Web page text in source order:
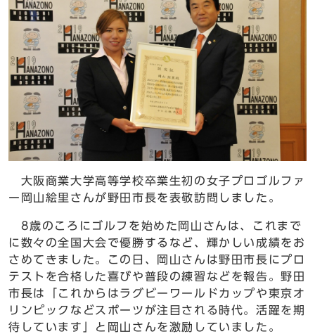
大阪商業大学高等学校卒業生初の女子プロゴルファ
ー岡山絵里さんが野田市長を表敬訪問しました。
8歳のころにゴルフを始めた岡山さんは、これまで
に数々の全国大会で優勝するなど、輝かしい成績をお
さめてきました。この日、岡山さんは野田市長にプロ
テストを合格した喜びや普段の練習などを報告。野田
市長は「これからはラグビーワールドカップや東京オ
リンピックなどスポーツが注目される時代。活躍を期
待しています」と岡山さんを激励していました。